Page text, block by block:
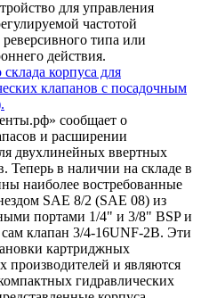
для управления
частотой
типа или
действия.
корпуса для
клапанов с посадочным
сообщает о
и расширении
двухлинейных ввертных
Теперь в наличии на складе в
наиболее востребованные
SAE 8/2 (SAE 08) из
портами 1/4" и 3/8" BSP и
сам клапан 3/4-16UNF-2B. Эти
картриджных
производителей и являются
гидравлических